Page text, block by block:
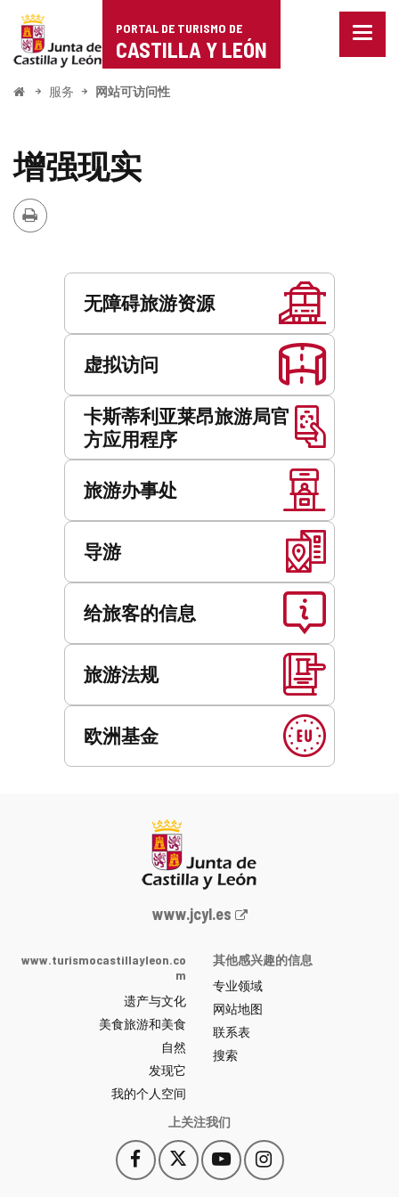
Portal
de
Turismo
Castilla
León
PORTAL DE TURISMO DE
CASTILLA Y LEÓN
菜
开
服务 网站可访问性
增强现实
打
印
无障碍旅游资源
虚拟访问
卡斯蒂利亚莱昂旅游局官
方应用程序
旅游办事处
导游
给旅客的信息
旅游法规
欧洲基金
Junta
y
León
网
站
门
户
-
www.jcyl.es
www.turismocastillayleon.co
m
遗产与文化
美食旅游和美食
自然
发现它
我的个人空间
其他感兴趣的信息
专业领域
网站地图
联系表
搜索
上关注我们
Facebook
此
链
此
链
YouTube
此
链
Instagram
此
链